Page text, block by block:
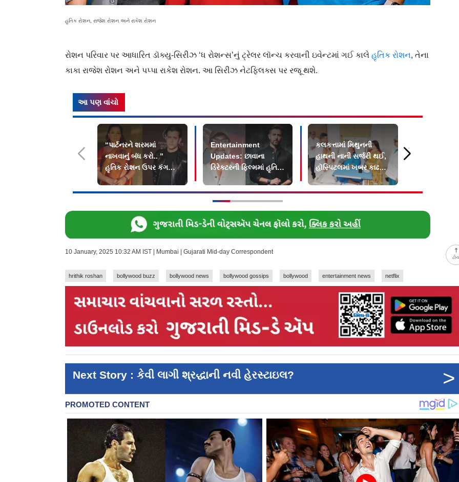
હૃતિક રોશન, રાજેશ રોશન અને રાકેશ રોશન
રોશન પરિવાર પર આધારિત ડૉક્યુ-સિરીઝ ‘ધ રોશન્સ’નું ટ્રેલર લૉન્ચ કરવાની ઇવેન્ટમાં ગઈ કાલે હૃતિક રોશન, તેના
કાકા રાજેશ રોશન અને પપ્પા રાકેશ રોશન. આ સિરીઝ નેટફ્લિક્સ પર રજૂ થશે.
આ પણ વાંચો
“પાર્ટનરને શરમમાં
નાખવાનું બંધ કરો.. ”
હૃતિક રોશન ઉપર કંગના
રનૌતનો પારો છટક્યો
Entertainment
Updates: છાવાના
ડિરેક્ટરની ફિલ્મમાં હૃતિક
રોશન ચમકશે?
કલકત્તામાં મિથુનની
હાથની નાની સર્જરી થઈ,
હૉસ્પિટલમાં ખબર કાઢવા
પહોંચ્યા WBના CM
10 January, 2025 10:32 AM IST | Mumbai | Gujarati Mid-day Correspondent
hrithik roshan bollywood buzz bollywood news bollywood gossips bollywood entertainment news netflix
Next Story : કેવી લાગી શ્રદ્ધાની નવી હેરસ્ટાઇલ? >